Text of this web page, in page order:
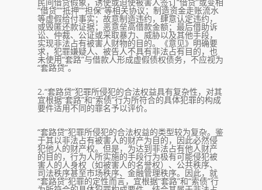
“借贷”“抵押”“担保”等相关协议；制造资金走账流水
等虚假给付事实；故意制造违约，肆意认定违约，
或毁匿还款证据；恶意垒高借款金额；最后借助诉
讼、仲裁、公证或采取暴力、威胁以及其他手段，
实现非法占有被害人财物的目的。《意见》明确要
求，犯罪嫌疑人、被告人不具有非法占有目的，也
未使用“套路”与借款人形成虚假债权债务，不应视为
“套路贷”。
2.“套路贷”犯罪所侵犯的合法权益具有复杂性，对其
宜根据“套路”和“索债”行为所符合的具体犯罪的构成
要件适用不同的罪名予以评价。
“套路贷”犯罪所侵犯的合法权益的类型较为复杂。鉴
于其以非法占有被害人的财产为目的，因此必然侵
犯他人的财产权。但是，为达到非法占有他人财产
的目的，行为人所实施的手段行为极有可能侵犯被
害人的人身权（如被害人的名誉权）、公共秩序、
司法秩序甚至市场秩序、金融管理秩序。因此，就
“套路贷”犯罪的定性而言，宜根据“套路”和“索债”行